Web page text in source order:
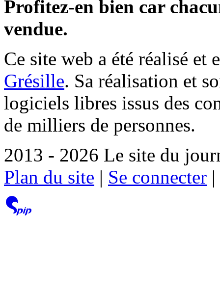
Profitez-en bien car
vendue.
Ce site web a été réalisé et
Grésille. Sa réalisation et
logiciels libres issus des
de milliers de personnes.
2013 - 2026 Le site du
Plan du site | Se connecter |